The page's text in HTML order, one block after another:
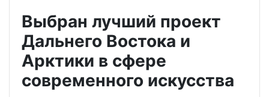
Выбран лучший проект
Дальнего Востока и
Арктики в сфере
современного искусства